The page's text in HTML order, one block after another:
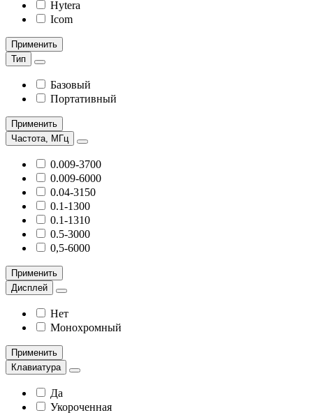
Hytera
Icom
Применить
Тип
Базовый
Портативный
Применить
Частота, МГц
0.009-3700
0.009-6000
0.04-3150
0.1-1300
0.1-1310
0.5-3000
0,5-6000
Применить
Дисплей
Нет
Монохромный
Применить
Клавиатура
Да
Укороченная